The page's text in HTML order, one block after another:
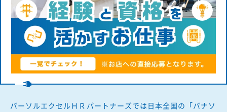
パーソルエクセルＨＲパートナーズでは日本全国の「パナソ